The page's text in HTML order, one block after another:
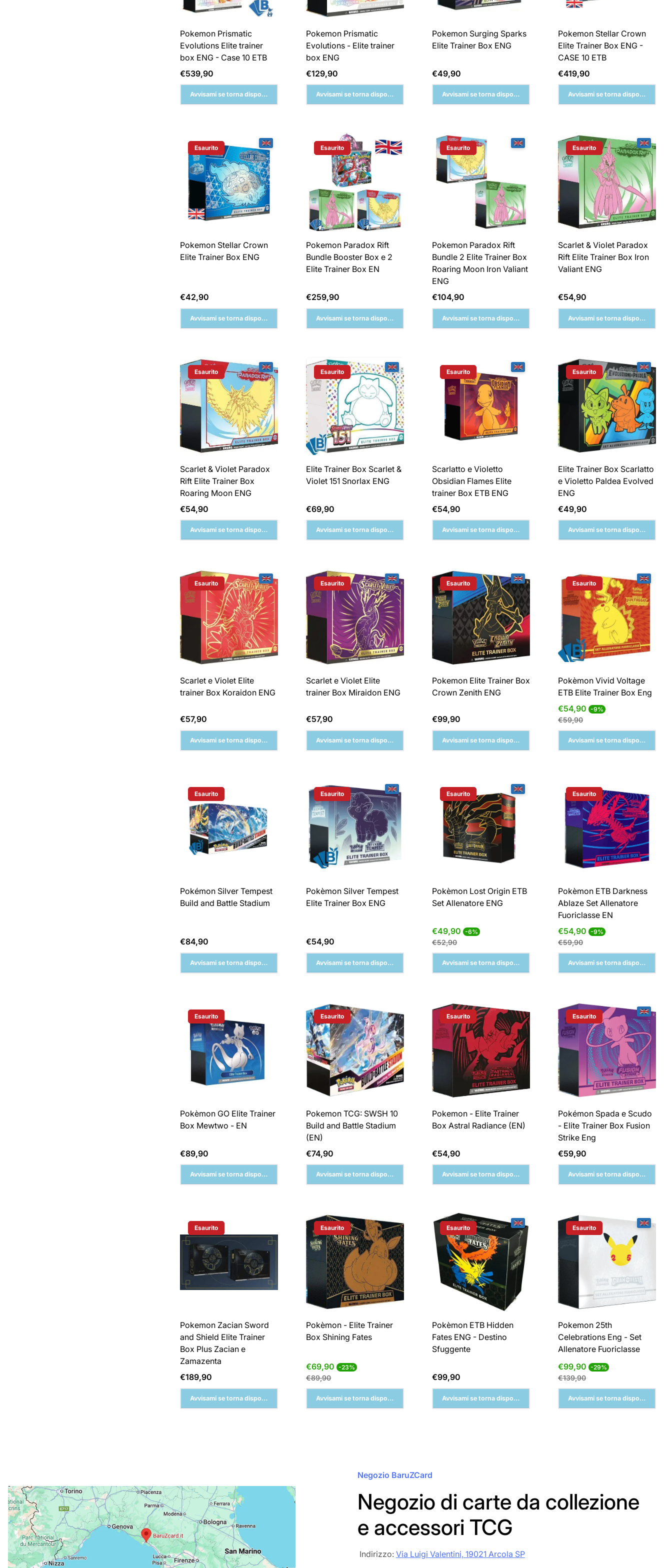
Pokemon Prismatic
Evolutions Elite trainer
box ENG - Case 10 ETB
Prezzo
normale
€539,90
Avvisami se torna disponibile
Pokemon Prismatic
Evolutions - Elite trainer
box ENG
Prezzo
normale
€129,90
Avvisami se torna disponibile
Pokemon Surging Sparks
Elite Trainer Box ENG
Prezzo
normale
€49,90
Avvisami se torna disponibile
Pokemon Stellar Crown
Elite Trainer Box ENG -
CASE 10 ETB
Prezzo
normale
€419,90
Avvisami se torna disponibile
Etichetta Del Prodotto:
Esaurito
Pokemon Stellar Crown
Elite Trainer Box ENG
Prezzo
normale
€42,90
Avvisami se torna disponibile
Etichetta Del Prodotto:
Esaurito
Pokemon Paradox Rift
Bundle Booster Box e 2
Elite Trainer Box EN
Prezzo
normale
€259,90
Avvisami se torna disponibile
Etichetta Del Prodotto:
Esaurito
Pokemon Paradox Rift
Bundle 2 Elite Trainer Box
Roaring Moon Iron Valiant
ENG
Prezzo
normale
€104,90
Avvisami se torna disponibile
Etichetta Del Prodotto:
Esaurito
Scarlet & Violet Paradox
Rift Elite Trainer Box Iron
Valiant ENG
Prezzo
normale
€54,90
Avvisami se torna disponibile
Etichetta Del Prodotto:
Esaurito
Scarlet & Violet Paradox
Rift Elite Trainer Box
Roaring Moon ENG
Prezzo
normale
€54,90
Avvisami se torna disponibile
Etichetta Del Prodotto:
Esaurito
Elite Trainer Box Scarlet &
Violet 151 Snorlax ENG
Prezzo
normale
€69,90
Avvisami se torna disponibile
Etichetta Del Prodotto:
Esaurito
Scarlatto e Violetto
Obsidian Flames Elite
trainer Box ETB ENG
Prezzo
normale
€54,90
Avvisami se torna disponibile
Etichetta Del Prodotto:
Esaurito
Elite Trainer Box Scarlatto
e Violetto Paldea Evolved
ENG
Prezzo
normale
€49,90
Avvisami se torna disponibile
Etichetta Del Prodotto:
Esaurito
Scarlet e Violet Elite
trainer Box Koraidon ENG
Prezzo
normale
€57,90
Avvisami se torna disponibile
Etichetta Del Prodotto:
Esaurito
Scarlet e Violet Elite
trainer Box Miraidon ENG
Prezzo
normale
€57,90
Avvisami se torna disponibile
Etichetta Del Prodotto:
Esaurito
Pokemon Elite Trainer Box
Crown Zenith ENG
Prezzo
normale
€99,90
Avvisami se torna disponibile
Etichetta Del Prodotto:
Esaurito
Pokèmon Vivid Voltage
ETB Elite Trainer Box Eng
Prezzo
di
vendita
€54,90 -9% Prezzo
€59,90
Avvisami se torna disponibile
Etichetta Del Prodotto:
Esaurito
Pokémon Silver Tempest
Build and Battle Stadium
Prezzo
normale
€84,90
Avvisami se torna disponibile
Etichetta Del Prodotto:
Esaurito
Pokèmon Silver Tempest
Elite Trainer Box ENG
Prezzo
normale
€54,90
Avvisami se torna disponibile
Etichetta Del Prodotto:
Esaurito
Pokèmon Lost Origin ETB
Set Allenatore ENG
Prezzo
di
vendita
€49,90 -6% Prezzo
€52,90
Avvisami se torna disponibile
Etichetta Del Prodotto:
Esaurito
Pokèmon ETB Darkness
Ablaze Set Allenatore
Fuoriclasse EN
Prezzo
di
vendita
€54,90 -9% Prezzo
€59,90
Avvisami se torna disponibile
Etichetta Del Prodotto:
Esaurito
Pokèmon GO Elite Trainer
Box Mewtwo - EN
Prezzo
normale
€89,90
Avvisami se torna disponibile
Etichetta Del Prodotto:
Esaurito
Pokemon TCG: SWSH 10
Build and Battle Stadium
(EN)
Prezzo
normale
€74,90
Avvisami se torna disponibile
Etichetta Del Prodotto:
Esaurito
Pokemon - Elite Trainer
Box Astral Radiance (EN)
Prezzo
normale
€54,90
Avvisami se torna disponibile
Etichetta Del Prodotto:
Esaurito
Pokémon Spada e Scudo
- Elite Trainer Box Fusion
Strike Eng
Prezzo
normale
€59,90
Avvisami se torna disponibile
Etichetta Del Prodotto:
Esaurito
Pokemon Zacian Sword
and Shield Elite Trainer
Box Plus Zacian e
Zamazenta
Prezzo
normale
€189,90
Avvisami se torna disponibile
Etichetta Del Prodotto:
Esaurito
Pokèmon - Elite Trainer
Box Shining Fates
Prezzo
di
vendita
€69,90 -23% Prezzo
€89,90
Avvisami se torna disponibile
Etichetta Del Prodotto:
Esaurito
Pokèmon ETB Hidden
Fates ENG - Destino
Sfuggente
Prezzo
normale
€99,90
Avvisami se torna disponibile
Etichetta Del Prodotto:
Esaurito
Pokemon 25th
Celebrations Eng - Set
Allenatore Fuoriclasse
Prezzo
di
vendita
€99,90 -29% Prezzo
€139,90
Avvisami se torna disponibile
Negozio BaruZCard
Negozio di carte da collezione
e accessori TCG
‎‎ Indirizzo: Via Luigi Valentini, 19021 Arcola SP